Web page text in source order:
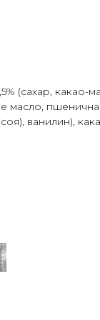
(сахар, какао-
масло,
ванилин),